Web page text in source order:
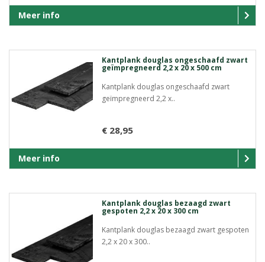
Meer info
Kantplank douglas ongeschaafd zwart
geïmpregneerd 2,2 x 20 x 500 cm
Kantplank douglas ongeschaafd zwart
geïmpregneerd 2,2 x..
€ 28,95
Meer info
Kantplank douglas bezaagd zwart
gespoten 2,2 x 20 x 300 cm
Kantplank douglas bezaagd zwart gespoten
2,2 x 20 x 300..